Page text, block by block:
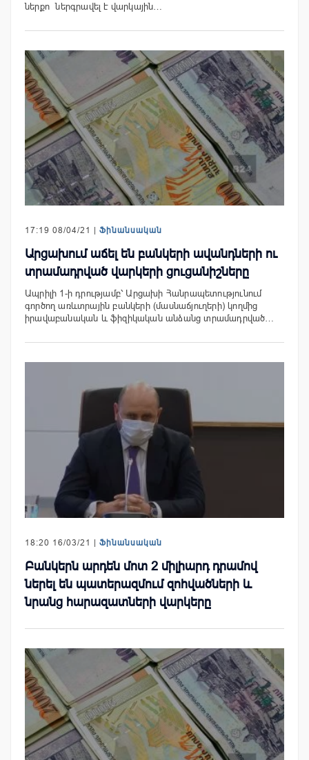
ներքո ներգրավել է վարկային…
17:19 08/04/21 | Ֆինանսական
Արցախում աճել են բանկերի ավանդների ու
տրամադրված վարկերի ցուցանիշները
Ապրիլի 1-ի դրությամբ՝ Արցախի Հանրապետությունում
գործող առևտրային բանկերի (մասնաճյուղերի) կողմից
իրավաբանական և ֆիզիկական անձանց տրամադրված…
18:20 16/03/21 | Ֆինանսական
Բանկերն արդեն մոտ 2 միլիարդ դրամով
ներել են պատերազմում զոհվածների և
նրանց հարազատների վարկերը